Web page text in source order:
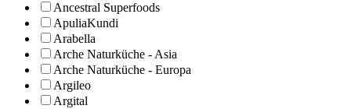
Ancestral Superfoods
ApuliaKundi
Arabella
Arche Naturküche - Asia
Arche Naturküche - Europa
Argileo
Argital